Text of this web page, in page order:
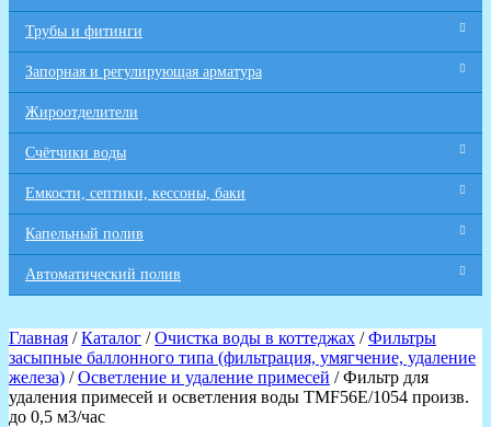
Трубы и фитинги
Запорная и регулирующая арматура
Жироотделители
Счётчики воды
Емкости, септики, кессоны, баки
Капельный полив
Автоматический полив
Главная /Каталог /Очистка воды в коттеджах /Фильтры
засыпные баллонного типа (фильтрация, умягчение, удаление
железа) /Осветление и удаление примесей / Фильтр для
удаления примесей и осветления воды TMF56E/1054 произв.
до 0,5 м3/час